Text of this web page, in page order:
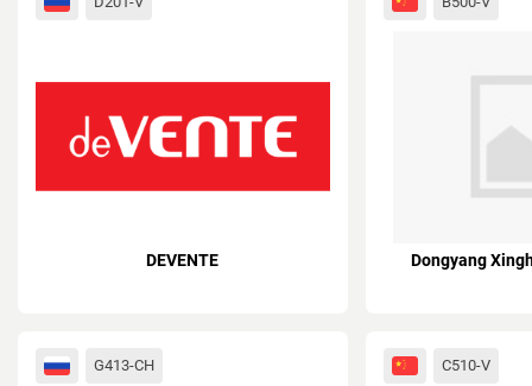
DEVENTE Dongyang
G413-CH C510-V